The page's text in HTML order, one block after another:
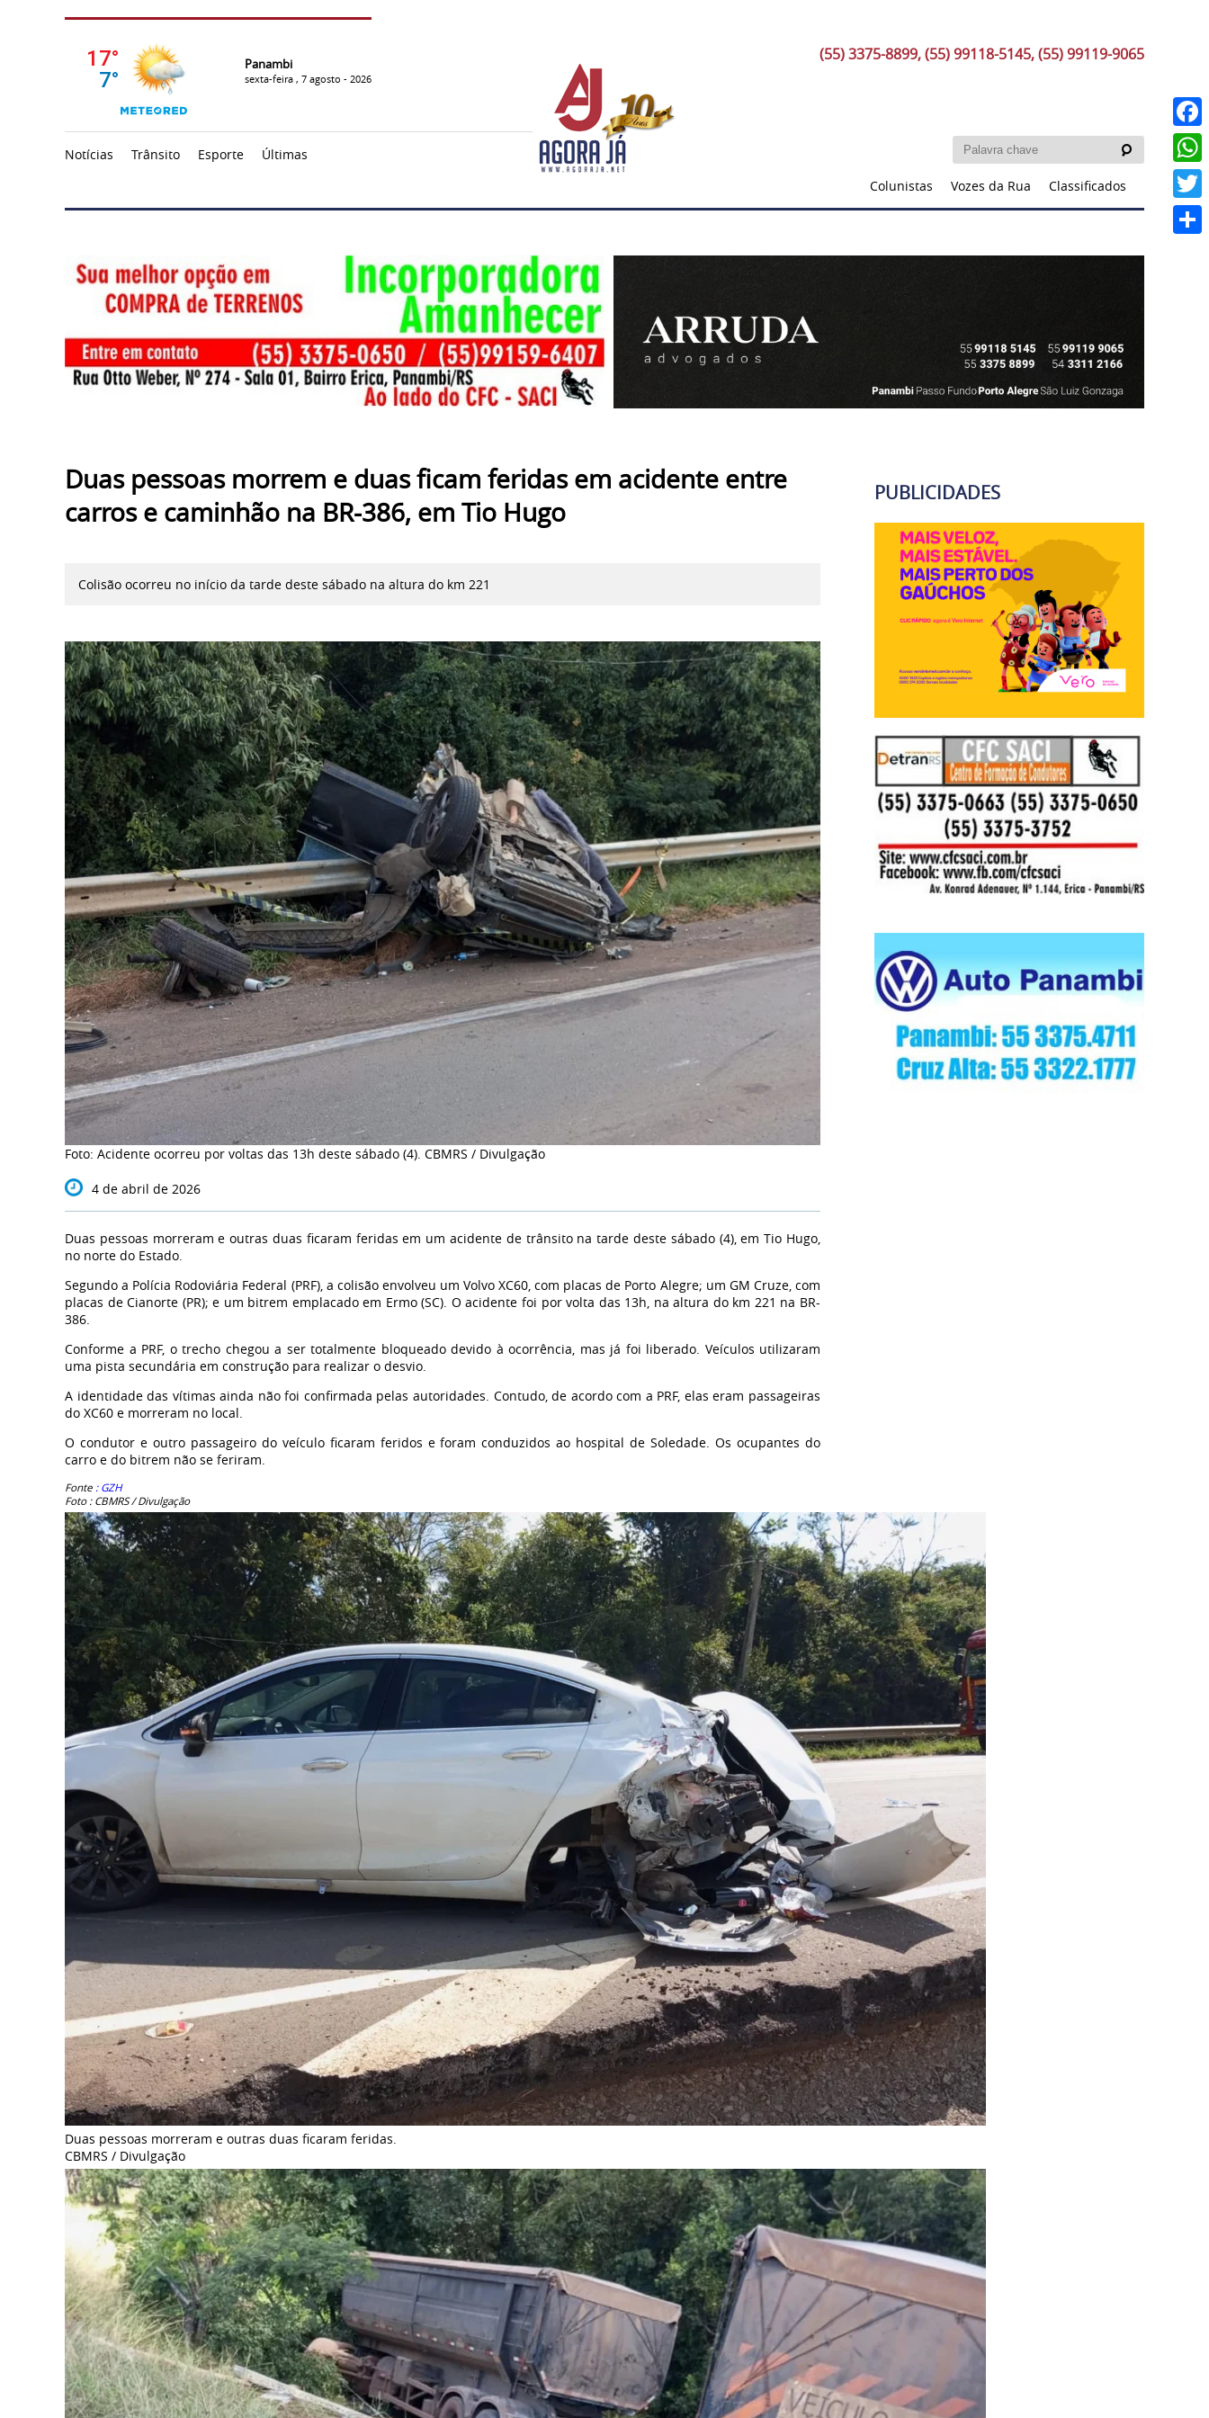
Panambi
sexta-feira , 7 agosto - 2026
(55) 3375-8899, (55) 99118-5145, (55) 99119-9065
Notícias Trânsito Esporte
Últimas
Colunistas
Vozes da Rua Classificados
Duas pessoas morrem e duas ficam feridas em acidente entre
carros e caminhão na BR-386, em Tio Hugo
Colisão ocorreu no início da tarde deste sábado na altura do km 221
Foto: Acidente ocorreu por voltas das 13h deste sábado (4). CBMRS / Divulgação
4 de abril de 2026
Duas pessoas morreram e outras duas ficaram feridas em um acidente de trânsito na tarde deste sábado (4), em Tio Hugo,
no norte do Estado.
Segundo a Polícia Rodoviária Federal (PRF), a colisão envolveu um Volvo XC60, com placas de Porto Alegre; um GM Cruze, com
placas de Cianorte (PR); e um bitrem emplacado em Ermo (SC). O acidente foi por volta das 13h, na altura do km 221 na BR-
386.
Conforme a PRF, o trecho chegou a ser totalmente bloqueado devido à ocorrência, mas já foi liberado. Veículos utilizaram
uma pista secundária em construção para realizar o desvio.
A identidade das vítimas ainda não foi confirmada pelas autoridades. Contudo, de acordo com a PRF, elas eram passageiras
do XC60 e morreram no local.
O condutor e outro passageiro do veículo ficaram feridos e foram conduzidos ao hospital de Soledade. Os ocupantes do
carro e do bitrem não se feriram.
Fonte : GZH
Foto : CBMRS / Divulgação
Duas pessoas morreram e outras duas ficaram feridas.
CBMRS / Divulgação
PUBLICIDADES